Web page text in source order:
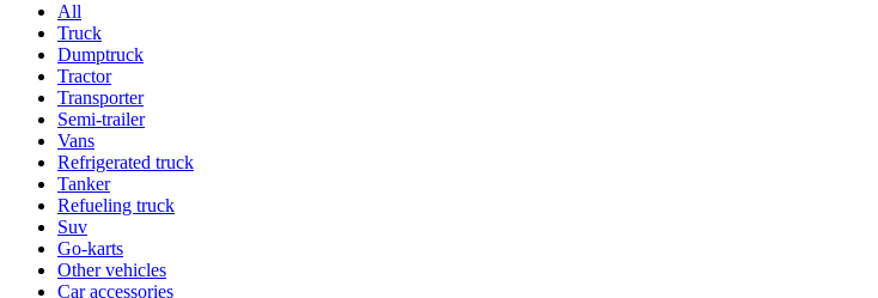
All
Truck
Dumptruck
Tractor
Transporter
Semi-trailer
Vans
Refrigerated truck
Tanker
Refueling truck
Suv
Go-karts
Other vehicles
Car accessories